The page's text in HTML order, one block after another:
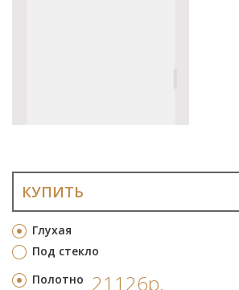
Глухая
Под стекло
КУПИТЬ
Полотно 21126р.